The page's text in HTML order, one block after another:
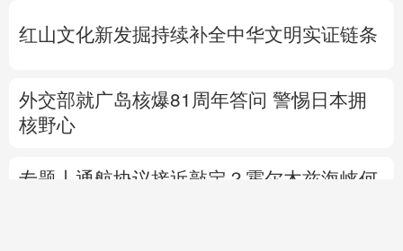
红山文化新发掘持续补全中华文明实证链条
外交部就广岛核爆81周年答问 警惕日本拥
核野心
专题丨 通航协议接近敲定？霍尔木兹海峡何